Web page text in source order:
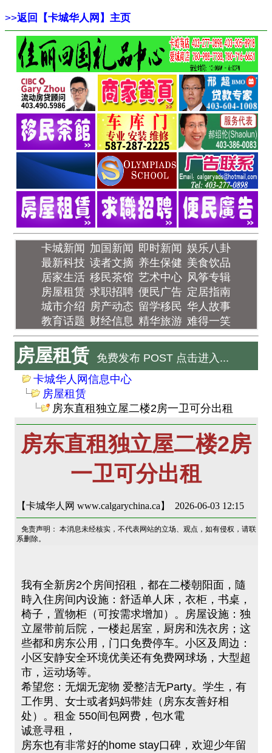
>>返回【卡城华人网】主页
卡城新闻 加国新闻 即时新闻 娱乐八卦
最新科技 读者文摘 养生保健 美食饮品
居家生活 移民茶馆 艺术中心 风筝专辑
房屋租赁 求职招聘 便民广告 定居指南
城市介绍 房产动态 留学移民 华人故事
教育话题 财经信息 精华旅游 难得一笑
房屋租赁
免费发布 POST 点击进入...
卡城华人网信息中心
房屋租赁
房东直租独立屋二楼2房一卫可分出租
房东直租独立屋二楼2房
一卫可分出租
【卡城华人网 www.calgarychina.ca】 2026-06-03 12:15
免责声明： 本消息未经核实，不代表网站的立场、观点，如有侵权，请联
系删除。
我有全新房2个房间招租，都在二楼朝阳面，隨
時入住房间内设施：舒适单人床，衣柜，书桌，
椅子，置物柜（可按需求增加）。房屋设施：独
立屋带前后院，一楼起居室，厨房和洗衣房；这
些都和房东公用，门口免费停车。小区及周边：
小区安静安全环境优美还有免费网球场，大型超
市，运动场等。
希望您：无烟无宠物 爱整洁无Party。学生，有
工作男、女士或者妈妈带娃（房东友善好相
处）。租金 550间包网费，包水電
诚意寻租，
房东也有非常好的home stay口碑，欢迎少年留